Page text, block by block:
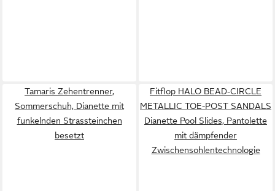
Tamaris Zehentrenner,
Sommerschuh, Dianette mit
funkelnden Strassteinchen
besetzt
Fitflop HALO BEAD-CIRCLE
METALLIC TOE-POST SANDALS
Dianette Pool Slides, Pantolette
mit dämpfender
Zwischensohlentechnologie